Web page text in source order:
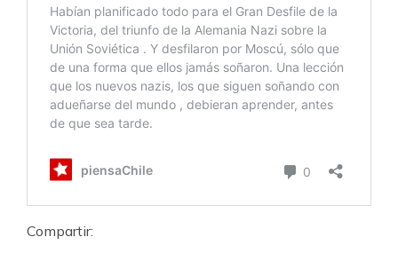
Compartir: